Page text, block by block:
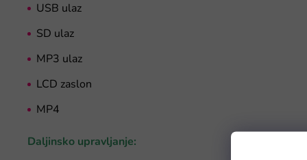
USB ulaz
SD ulaz
MP3 ulaz
LCD zaslon
MP4
Daljinsko upravljanje: